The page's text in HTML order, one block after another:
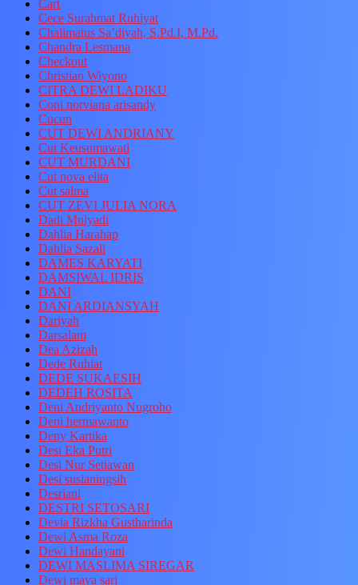
Cart
Cece Surahmat Ruhiyat
Chalimatus Sa’diyah, S.Pd.I, M.Pd.
Chandra Lesmana
Checkout
Christian Wiyono
CITRA DEWI LADIKU
Coni norviana arisandy
Cucun
CUT DEWI ANDRIANY
Cut Keusumawati
CUT MURDANI
Cut nova elita
Cut salma
CUT ZEVI JULIA NORA
Dadi Mulyadi
Dahlia Harahap
Dahlia Sazali
DAMES KARYATI
DAMSIWAL IDRIS
DANI
DANI ARDIANSYAH
Dariyah
Darsalam
Dea Azizah
Dede Ruhiat
DEDE SUKAESIH
DEDEH ROSITA
Deni Andriyanto Nugroho
Deni hermawanto
Deny Kartika
Desi Eka Putri
Desi Nur Setiawan
Desi susianingsih
Desriani
DESTRI SETOSARI
Devia Rizkha Gustharinda
Dewi Asma Roza
Dewi Handayani
DEWI MASLIMA SIREGAR
Dewi maya sari